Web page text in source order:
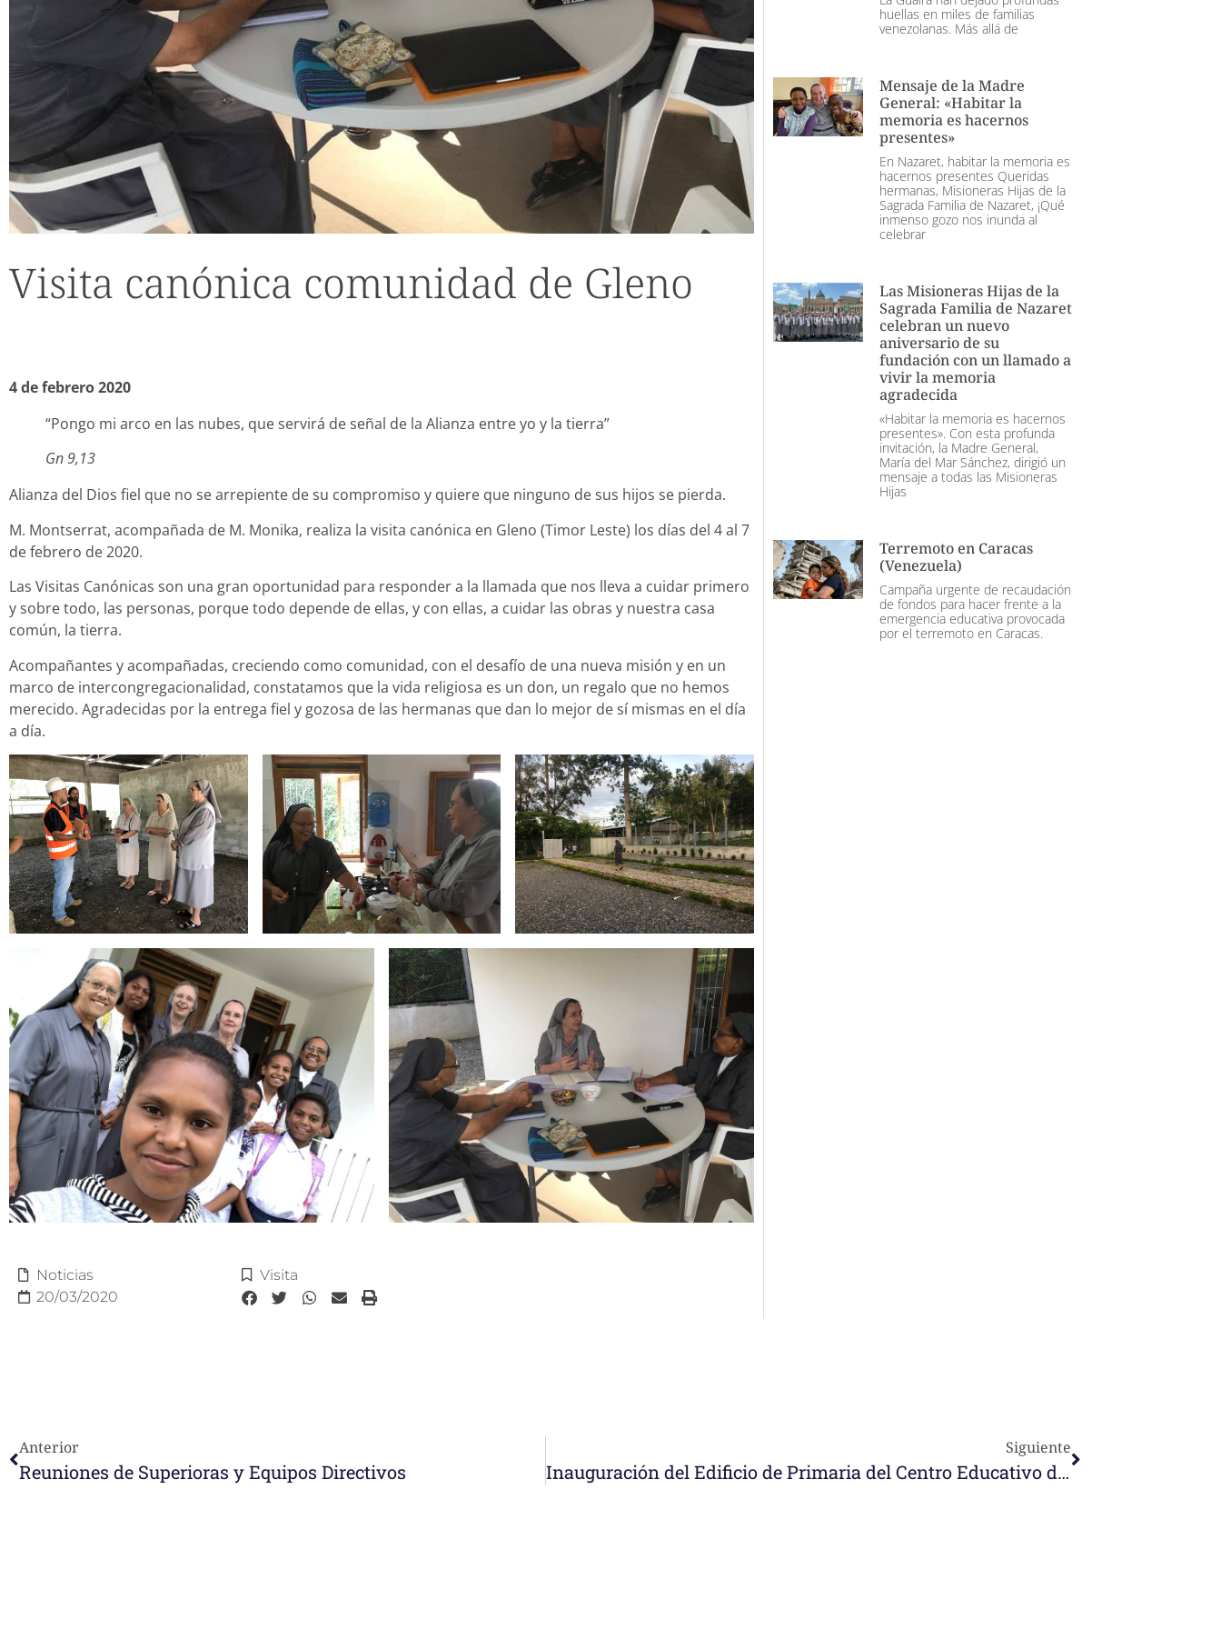
Visita canónica comunidad de Gleno
4 de febrero 2020
“Pongo mi arco en las nubes, que servirá de señal de la Alianza entre yo y la tierra”
Gn 9,13
Alianza del Dios fiel que no se arrepiente de su compromiso y quiere que ninguno de sus hijos se pierda.
M. Montserrat, acompañada de M. Monika, realiza la visita canónica en Gleno (Timor Leste) los días del 4 al 7
de febrero de 2020.
Las Visitas Canónicas son una gran oportunidad para responder a la llamada que nos lleva a cuidar primero
y sobre todo, las personas, porque todo depende de ellas, y con ellas, a cuidar las obras y nuestra casa
común, la tierra.
Acompañantes y acompañadas, creciendo como comunidad, con el desafío de una nueva misión y en un
marco de intercongregacionalidad, constatamos que la vida religiosa es un don, un regalo que no hemos
merecido. Agradecidas por la entrega fiel y gozosa de las hermanas que dan lo mejor de sí mismas en el día
a día.
Noticias
20/03/2020
Visita
huellas en miles de familias
venezolanas. Más allá de
Mensaje de la Madre
General: «Habitar la
memoria es hacernos
presentes»
En Nazaret, habitar la memoria es
hacernos presentes Queridas
hermanas, Misioneras Hijas de la
Sagrada Familia de Nazaret, ¡Qué
inmenso gozo nos inunda al
celebrar
Las Misioneras Hijas de la
Sagrada Familia de Nazaret
celebran un nuevo
aniversario de su
fundación con un llamado a
vivir la memoria
agradecida
«Habitar la memoria es hacernos
presentes». Con esta profunda
invitación, la Madre General,
María del Mar Sánchez, dirigió un
mensaje a todas las Misioneras
Hijas
Terremoto en Caracas
(Venezuela)
Campaña urgente de recaudación
de fondos para hacer frente a la
emergencia educativa provocada
por el terremoto en Caracas.
Anterior
Reuniones de Superioras y Equipos Directivos
Siguiente
Inauguración del Edificio de Primaria del Centro Educativo de Bogotá